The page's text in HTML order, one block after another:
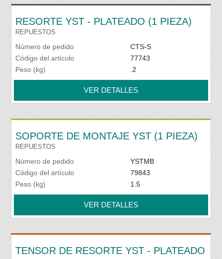
RESORTE YST - PLATEADO (1 PIEZA)
REPUESTOS
Número de pedido
CTS-S
Código del artículo
77743
Peso (kg)
.2
VER DETALLES
SOPORTE DE MONTAJE YST (1 PIEZA)
REPUESTOS
Número de pedido
YSTMB
Código del artículo
79843
Peso (kg)
1.5
VER DETALLES
TENSOR DE RESORTE YST - PLATEADO